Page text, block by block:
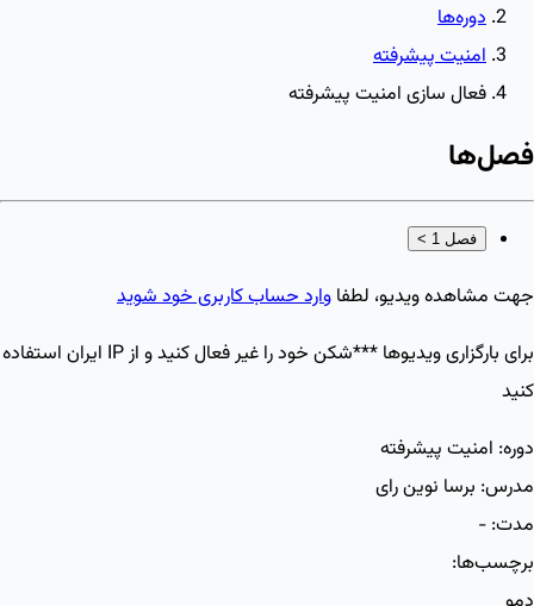
دوره‌ها
امنیت پیشرفته
فعال سازی امنیت پیشرفته
فصل‌ها
فصل 1 >
جهت مشاهده ویدیو، لطفا وارد حساب کاربری خود شوید
برای بارگزاری ویدیو‌ها ***شکن خود را غیر فعال کنید و از IP ایران استفاده
کنید
دوره: امنیت پیشرفته
مدرس: برسا نوین رای
مدت: -
برچسب‌ها: